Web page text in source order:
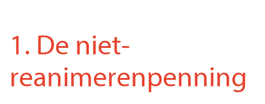
1. De niet-
reanimerenpenning